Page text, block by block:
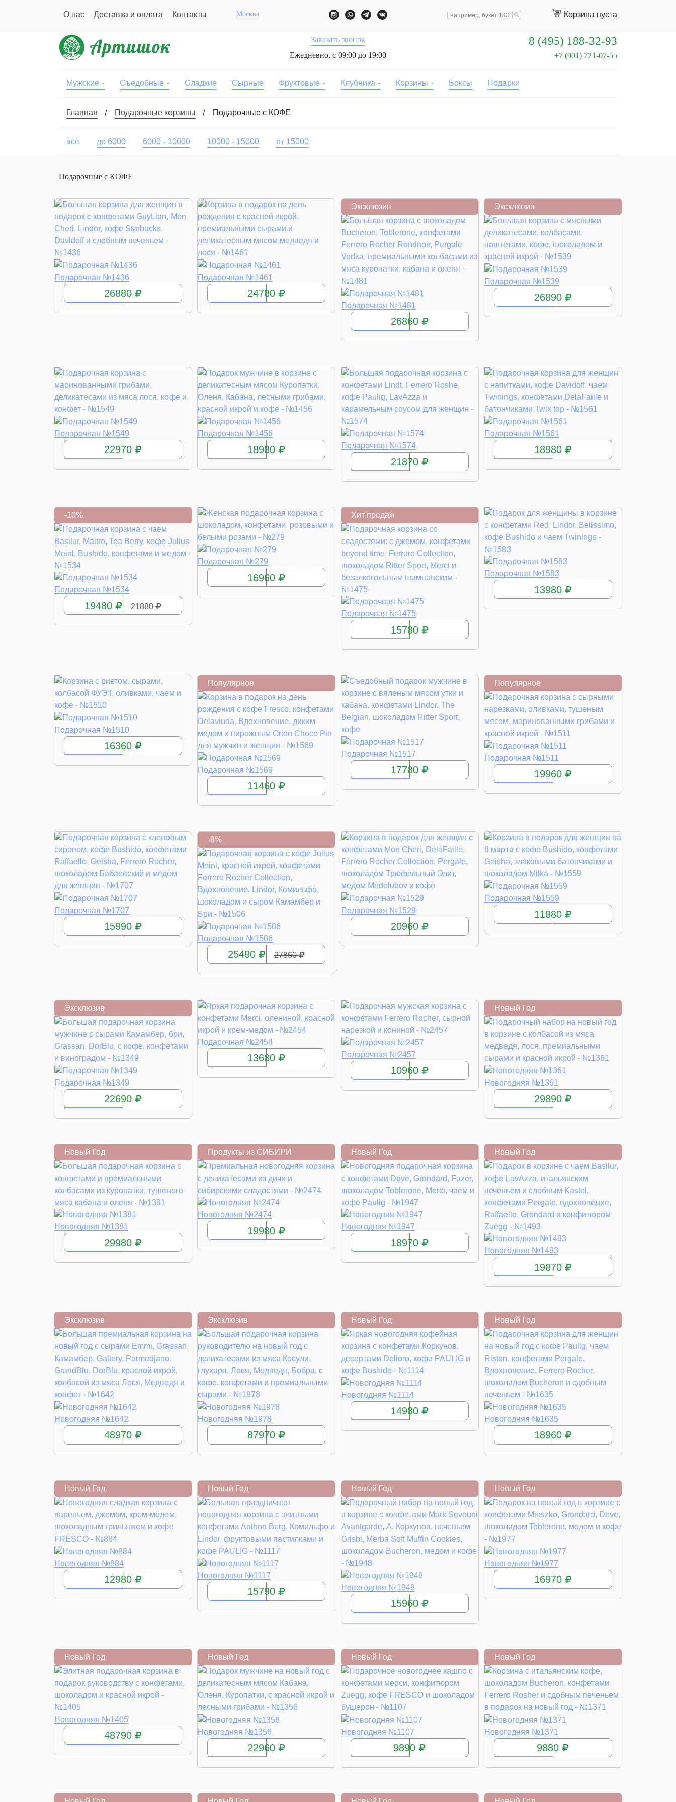
О нас Доставка и оплата Контакты Москва Корзина пуста
Заказать звонок
Ежедневно, с 09:00 до 19:00
8 (495) 188-32-93
+7 (901) 721-07-55
Мужские Съедобные Сладкие Сырные Фруктовые Клубника Корзины Боксы Подарки
Главная Подарочные корзины Подарочные с КОФЕ
все до 6000 6000 - 10000 10000 - 15000 от 15000
Подарочные с КОФЕ
Подарочная №1436
КУПИТЬ
26880
Подарочная №1461
КУПИТЬ
24780
Эксклюзив
Подарочная №1481
КУПИТЬ
26860
Эксклюзив
Подарочная №1539
КУПИТЬ
26890
Подарочная №1549
КУПИТЬ
22970
Подарочная №1456
КУПИТЬ
18980
Подарочная №1574
КУПИТЬ
21870
Подарочная №1561
КУПИТЬ
18980
-10%
Подарочная №1534
КУПИТЬ
19480
21880
Подарочная №279
КУПИТЬ
16960
Хит продаж
Подарочная №1475
КУПИТЬ
15780
Подарочная №1583
КУПИТЬ
13980
Подарочная №1510
КУПИТЬ
16360
Популярное
Подарочная №1569
КУПИТЬ
11460
Подарочная №1517
КУПИТЬ
17780
Популярное
Подарочная №1511
КУПИТЬ
19960
Подарочная №1707
КУПИТЬ
15990
-8%
Подарочная №1506
КУПИТЬ
25480
27860
Подарочная №1529
КУПИТЬ
20960
Подарочная №1559
КУПИТЬ
11880
Эксклюзив
Подарочная №1349
КУПИТЬ
22690
Подарочная №2454
КУПИТЬ
13680
Подарочная №2457
КУПИТЬ
10960
Новый Год
Новогодняя №1361
КУПИТЬ
29890
Новый Год
Новогодняя №1381
КУПИТЬ
29980
Продукты из СИБИРИ
Новогодняя №2474
КУПИТЬ
19980
Новый Год
Новогодняя №1947
КУПИТЬ
18970
Новый Год
Новогодняя №1493
КУПИТЬ
19870
Эксклюзив
Новогодняя №1642
КУПИТЬ
48970
Эксклюзив
Новогодняя №1978
КУПИТЬ
87970
Новый Год
Новогодняя №1114
КУПИТЬ
14980
Новый Год
Новогодняя №1635
КУПИТЬ
18960
Новый Год
Новогодняя №884
КУПИТЬ
12980
Новый Год
Новогодняя №1117
КУПИТЬ
15790
Новый Год
Новогодняя №1948
КУПИТЬ
15960
Новый Год
Новогодняя №1977
КУПИТЬ
16970
Новый Год
Новогодняя №1405
КУПИТЬ
48790
Новый Год
Новогодняя №1356
КУПИТЬ
22960
Новый Год
Новогодняя №1107
КУПИТЬ
9890
Новый Год
Новогодняя №1371
КУПИТЬ
9880